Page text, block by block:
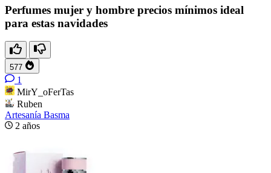
Perfumes mujer y hombre precios mínimos ideal
para estas navidades
577
1
MirY_oFerTas
Ruben
Artesanía Basma
2 años